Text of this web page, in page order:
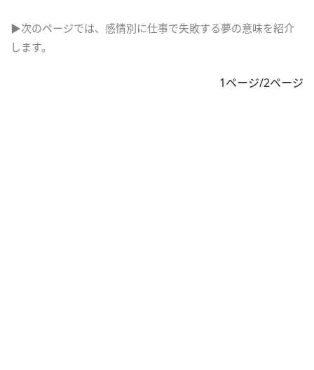
▶次のページでは、感情別に仕事で失敗する夢の意味を紹介
します。
1ページ/2ページ